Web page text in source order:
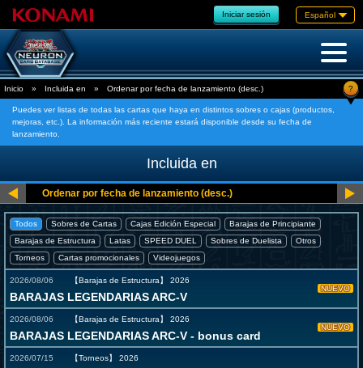
Iniciar sesión Español
Inicio » Incluida en » Ordenar por fecha de lanzamiento (desc.) ?
Puedes ver listas de todas las cartas que haya en distintos sobres o cajas (productos,
mejoras, etc.). La información más reciente estará disponible desde su fecha de
lanzamiento.
Incluida en
Todos Sobres de Cartas Cajas Edición Especial
Barajas de Principiante
Barajas de Estructura
Latas SPEED DUEL Sobres de Duelista
Otros
Torneos
Cartas promocionales Videojuegos
2026/08/06 【Barajas de Estructura】 2026
BARAJAS LEGENDARIAS ARC-V
NUEVO
2026/08/06 【Barajas de Estructura】 2026
BARAJAS LEGENDARIAS ARC-V - bonus card
NUEVO
2026/07/15 【Torneos】 2026